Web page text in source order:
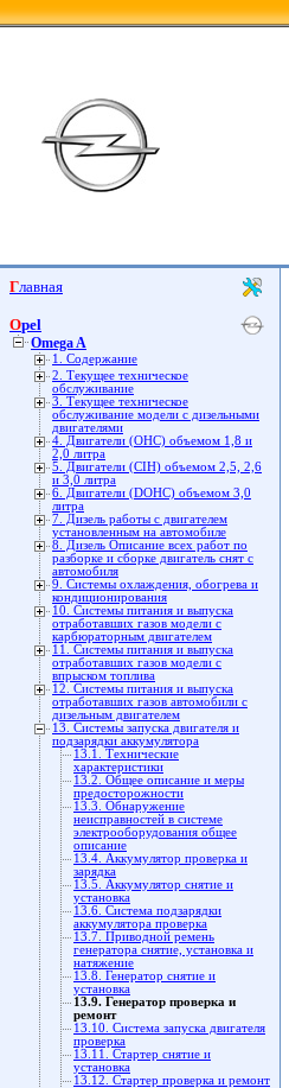
Главная
Opel
Omega A
1. Содержание
2. Текущее техническое
обслуживание
3. Текущее техническое
обслуживание модели с дизельными
двигателями
4. Двигатели (ОНС) объемом 1,8 и
2,0 литра
5. Двигатели (CIH) объемом 2,5, 2,6
и 3,0 литра
6. Двигатели (DOHC) объемом 3,0
литра
7. Дизель работы с двигателем
установленным на автомобиле
8. Дизель Описание всех работ по
разборке и сборке двигатель снят с
автомобиля
9. Системы охлаждения, обогрева и
кондиционирования
10. Системы питания и выпуска
отработавших газов модели с
карбюраторным двигателем
11. Системы питания и выпуска
отработавших газов модели с
впрыском топлива
12. Системы питания и выпуска
отработавших газов автомобили с
дизельным двигателем
13. Системы запуска двигателя и
подзарядки аккумулятора
13.1. Технические
характеристики
13.2. Общее описание и меры
предосторожности
13.3. Обнаружение
неисправностей в системе
электрооборудования общее
описание
13.4. Аккумулятор проверка и
зарядка
13.5. Аккумулятор снятие и
установка
13.6. Система подзарядки
аккумулятора проверка
13.7. Приводной ремень
генератора снятие, установка и
натяжение
13.8. Генератор снятие и
установка
13.9. Генератор проверка и
ремонт
13.10. Система запуска двигателя
проверка
13.11. Стартер снятие и
установка
13.12. Стартер проверка и ремонт